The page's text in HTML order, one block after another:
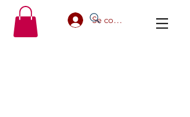
Se connecter